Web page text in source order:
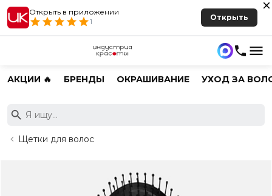
Открыть в приложении
1
Открыть
АКЦИИ 🔥 БРЕНДЫ ОКРАШИВАНИЕ УХОД ЗА
Щетки для волос